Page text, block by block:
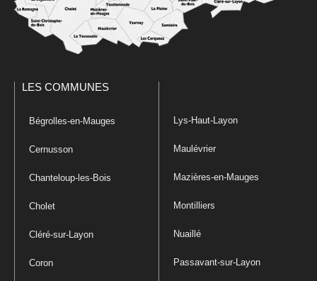
LES COMMUNES
Bégrolles-en-Mauges
Cernusson
Chanteloup-les-Bois
Cholet
Cléré-sur-Layon
Coron
Lys-Haut-Layon
Maulévrier
Mazières-en-Mauges
Montilliers
Nuaillé
Passavant-sur-Layon